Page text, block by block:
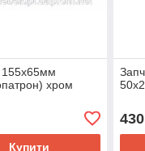
155x65мм
хром
Купити
430